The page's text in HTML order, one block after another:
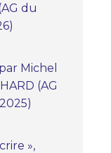
du
Michel
(AG
»,